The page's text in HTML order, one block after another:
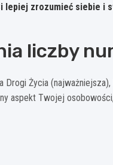
lepiej zrozumieć siebie i
liczby
Życia
aspekt Twojej